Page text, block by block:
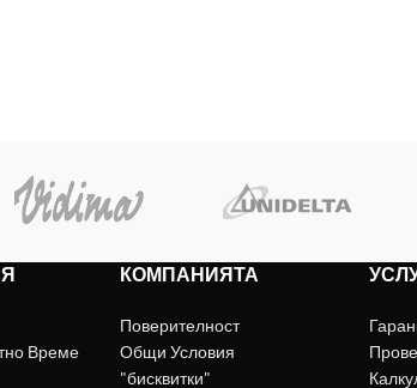
Време
КОМПАНИЯТА
Поверителност
Общи Условия
"бисквитки"